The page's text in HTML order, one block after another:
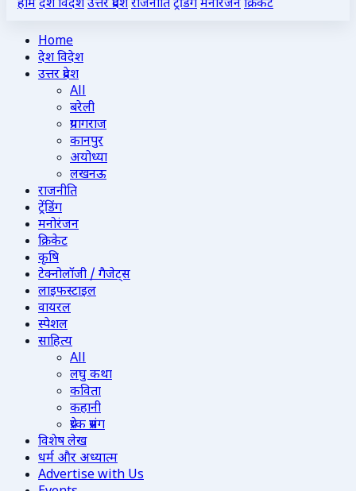
होमदेश विदेशउत्तर प्रदेशराजनीतिट्रेंडिंगमनोरंजनक्रिकेट
Home
देश विदेश
उत्तर प्रदेश
All
बरेली
प्रयागराज
कानपुर
अयोध्या
लखनऊ
राजनीति
ट्रेंडिंग
मनोरंजन
क्रिकेट
कृषि
टेक्नोलॉजी / गैजेट्स
लाइफस्टाइल
वायरल
स्पेशल
साहित्य
All
लघु कथा
कविता
कहानी
प्रेरक प्रसंग
विशेष लेख
धर्म और अध्यात्म
Advertise with Us